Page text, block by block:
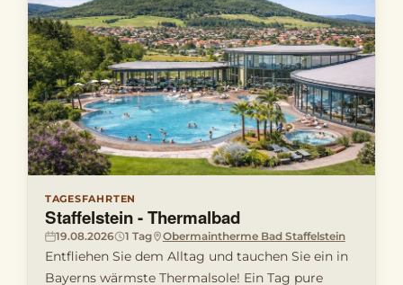
TAGESFAHRTEN
Staffelstein - Thermalbad
19.08.2026 1 Tag Obermaintherme Bad Staffelstein
Entfliehen Sie dem Alltag und tauchen Sie ein in
Bayerns wärmste Thermalsole! Ein Tag pure